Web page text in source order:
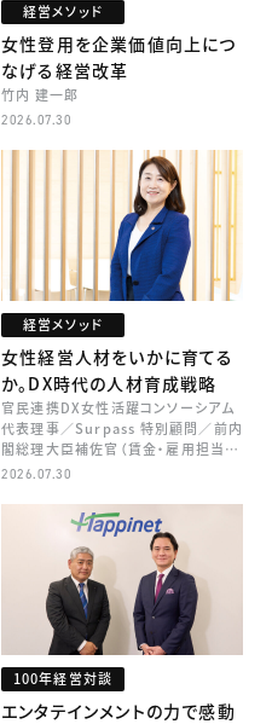
経営メソッド
女性登用を企業価値向上につ
なげる経営改革
竹内 建一郎
2026.07.30
経営メソッド
女性経営人材をいかに育てる
か。DX時代の人材育成戦略
官民連携DX女性活躍コンソーシアム
代表理事／Surpass 特別顧問／前内
閣総理大臣補佐官（賃金・雇用担当）
矢田 稚子
2026.07.30
100年経営対談
エンタテインメントの力で感動